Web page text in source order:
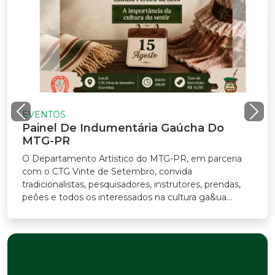
De Indumentária Gaúcha Do
PR
Departamento Artístico do MTG-PR, em parceria
o CTG Vinte de Setembro, convida
pesquisadores, instrutores, prendas,
e todos os interessados na cultura ga&ua...